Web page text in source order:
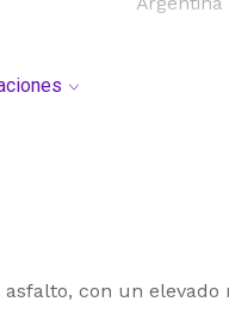
con un